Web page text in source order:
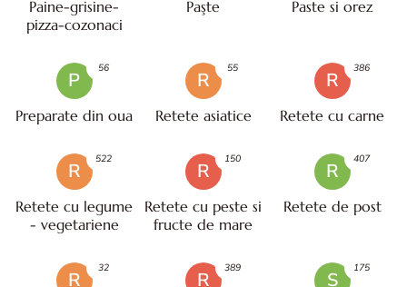
Paine-grisine-
pizza-cozonaci
Paşte Paste si orez
P
Preparate din oua
56
R
Retete asiatice
55
R
Retete cu carne
386
R
Retete cu legume
- vegetariene
522
R
Retete cu peste si
fructe de mare
150
R
Retete de post
407
R
32
R
389
S
175